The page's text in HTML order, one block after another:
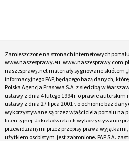
Zamieszczone na stronach internetowych
www.naszesprawy.eu,
naszesprawy.net materiały sygnowane skrótem
informacyjnego PAP, będącego bazą danych,
Polska Agencja Prasowa S.A. z siedzibą w
ustawy z dnia 4 lutego 1994 r. o prawie
ustawy z dnia 27 lipca 2001 r. o ochronie baz
wykorzystywane są przez właściciela portalu na
licencyjnej. Jakiekolwiek ich wykorzystywanie
przewidzianymi przez przepisy prawa
użytkiem osobistym, jest zabronione. PAP S.A.